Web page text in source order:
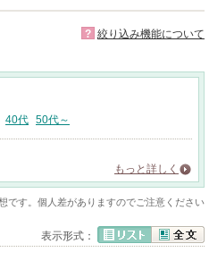
? 絞り込み機能について
40代 50代～
もっと詳しく
です。個人差がありますのでご注意ください
表示形式：